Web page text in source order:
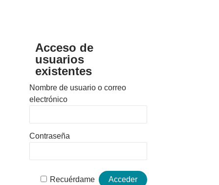
Acceso de
usuarios
existentes
Nombre de usuario o correo
electrónico
Contraseña
Recuérdame